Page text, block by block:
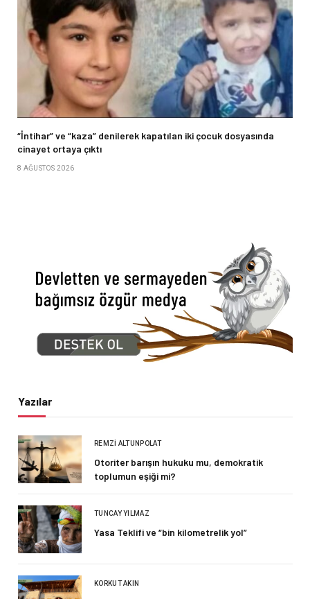
“İntihar” ve “kaza” denilerek kapatılan iki çocuk dosyasında
cinayet ortaya çıktı
8 AĞUSTOS 2026
Yazılar
REMZI ALTUNPOLAT
Otoriter barışın hukuku mu, demokratik
toplumun eşiği mi?
TUNCAY YILMAZ
Yasa Teklifi ve “bin kilometrelik yol”
KORKUT AKIN